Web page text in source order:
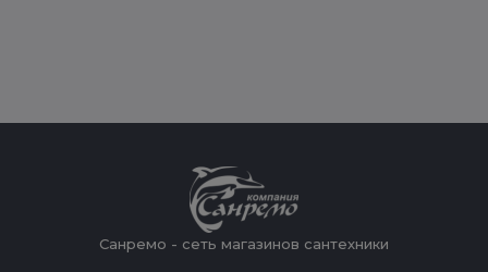
Санремо - сеть магазинов сантехники